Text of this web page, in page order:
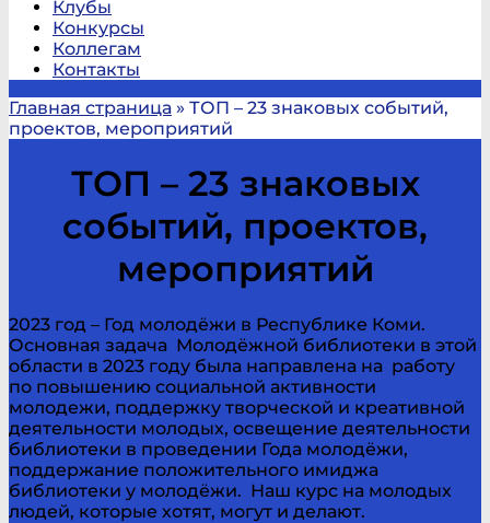
Клубы
Конкурсы
Коллегам
Контакты
Главная страница » ТОП – 23 знаковых событий,
проектов, мероприятий
ТОП – 23 знаковых
событий, проектов,
мероприятий
2023 год – Год молодёжи в Республике Коми.
Основная задача Молодёжной библиотеки в этой
области в 2023 году была направлена на работу
по повышению социальной активности
молодежи, поддержку творческой и креативной
деятельности молодых, освещение деятельности
библиотеки в проведении Года молодёжи,
поддержание положительного имиджа
библиотеки у молодёжи. Наш курс на молодых
людей, которые хотят, могут и делают.